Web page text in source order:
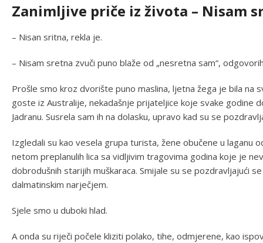
Zanimljive priče iz života – Nisam
– Nisan sritna, rekla je.
– Nisam sretna zvuči puno blaže od „nesretna sam“,
Prošle smo kroz dvorište puno maslina, ljetna žega je bila na
goste iz Australije, nekadašnje prijateljice koje svake godine
Jadranu. Susrela sam ih na dolasku, upravo kad su se
Izgledali su kao vesela grupa turista, žene obučene u laganu
netom preplanulih lica sa vidljivim tragovima godina koje je
dobrodušnih starijih muškaraca. Smijale su se pozdravljajući
dalmatinskim narječjem.
Sjele smo u duboki hlad.
A onda su riječi počele kliziti polako, tihe, odmjerene, kao